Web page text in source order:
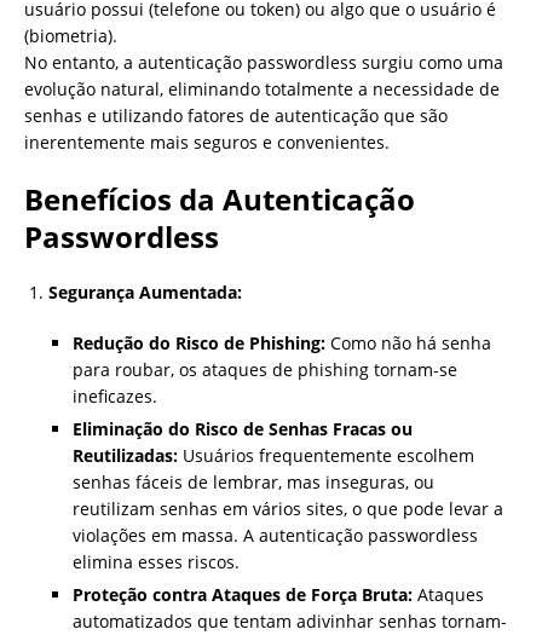
usuário possui (telefone ou token) ou algo que o usuário é
(biometria).
No entanto, a autenticação passwordless surgiu como uma
evolução natural, eliminando totalmente a necessidade de
senhas e utilizando fatores de autenticação que são
inerentemente mais seguros e convenientes.
Benefícios da Autenticação
Passwordless
Segurança Aumentada:
Redução do Risco de Phishing: Como não há senha
para roubar, os ataques de phishing tornam-se
ineficazes.
Eliminação do Risco de Senhas Fracas ou
Reutilizadas: Usuários frequentemente escolhem
senhas fáceis de lembrar, mas inseguras, ou
reutilizam senhas em vários sites, o que pode levar a
violações em massa. A autenticação passwordless
elimina esses riscos.
Proteção contra Ataques de Força Bruta: Ataques
automatizados que tentam adivinhar senhas tornam-